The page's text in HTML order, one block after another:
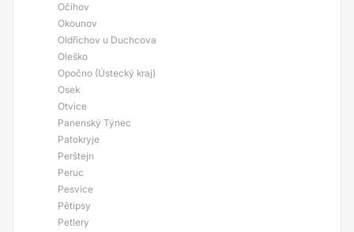
Očihov
Okounov
Oldřichov u Duchcova
Oleško
Opočno (Ústecký kraj)
Osek
Otvice
Panenský Týnec
Patokryje
Perštejn
Peruc
Pesvice
Pětipsy
Petlery